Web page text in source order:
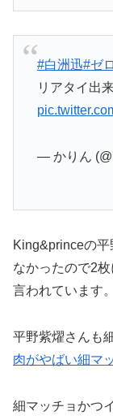
#白洲迅#ゼ
リアタイ出
— かりん
King&princeの
なかったので2
言われています。
平野紫燿さんも
肉がやばい細マ
細マッチョかつ